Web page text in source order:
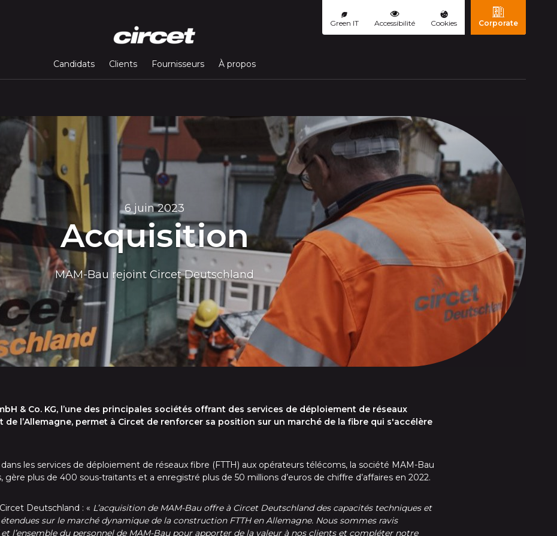
Green IT Accessibilité Cookies Corporate
Candidats Clients Fournisseurs À propos
6 juin 2023
Acquisition
MAM-Bau rejoint Circet Deutschland
& Co. KG, l’une des principales sociétés offrant des services de déploiement de réseaux
de l’Allemagne, permet à Circet de renforcer sa position sur un marché de la fibre qui s'accélère
les services de déploiement de réseaux fibre (FTTH) aux opérateurs télécoms, la société MAM-Bau
plus de 400 sous-traitants et a enregistré plus de 50 millions d’euros de chiffre d’affaires en 2022.
Deutschland : « L’acquisition de MAM-Bau offre à Circet Deutschland des capacités techniques et
sur le marché dynamique de la construction FTTH en Allemagne. Nous sommes ravis
et l’ensemble du personnel de MAM-Bau pour apporter de la valeur à nos clients et compléter notre